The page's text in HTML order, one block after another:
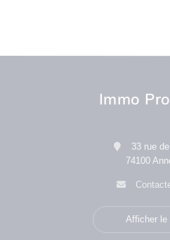
Immo
33 rue
74100
Afficher le